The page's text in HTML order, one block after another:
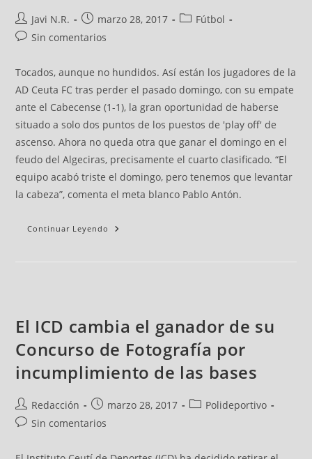
Javi N.R. marzo 28, 2017
Fútbol
Sin comentarios
Tocados, aunque no hundidos. Así están los jugadores de la
AD Ceuta FC tras perder el pasado domingo, con su empate
ante el Cabecense (1-1), la gran oportunidad de haberse
situado a solo dos puntos de los puestos de 'play off' de
ascenso. Ahora no queda otra que ganar el domingo en el
feudo del Algeciras, precisamente el cuarto clasificado. “El
equipo acabó triste el domingo, pero tenemos que levantar
la cabeza”, comenta el meta blanco Pablo Antón.
Continuar Leyendo
El ICD cambia el ganador de su
Concurso de Fotografía por
incumplimiento de las bases
Redacción marzo 28, 2017
Polideportivo
Sin comentarios